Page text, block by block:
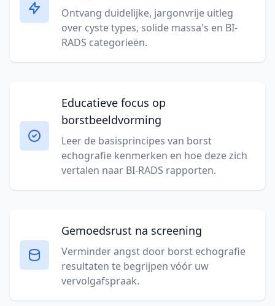
Ontvang duidelijke, jargonvrije uitleg
over cyste types, solide massa's en BI-
RADS categorieën.
Educatieve focus op
borstbeeldvorming
Leer de basisprincipes van borst
echografie kenmerken en hoe deze zich
vertalen naar BI-RADS rapporten.
Gemoedsrust na screening
Verminder angst door borst echografie
resultaten te begrijpen vóór uw
vervolgafspraak.